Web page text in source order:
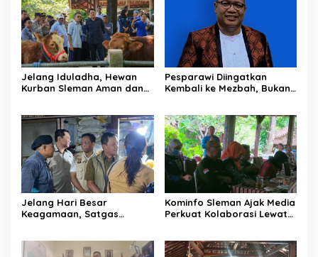
Jelang Iduladha, Hewan
Kurban Sleman Aman dan
Pesparawi Diingatkan
Kembali ke Mezbah, Bukan
Jelang Hari Besar
Keagamaan, Satgas
Kominfo Sleman Ajak Media
Perkuat Kolaborasi Lewat